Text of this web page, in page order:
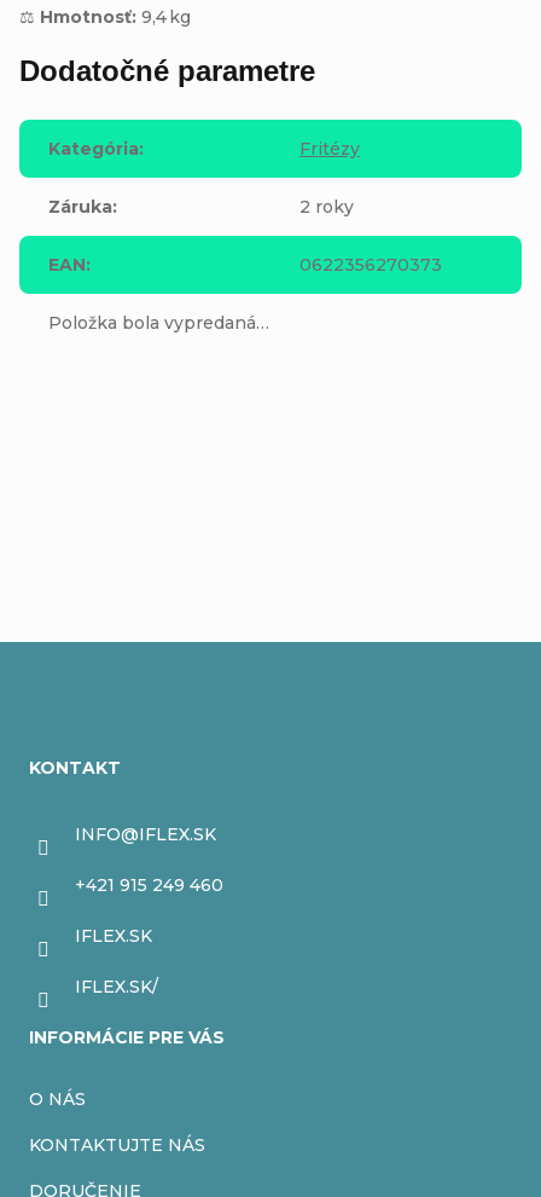
⚖️ Hmotnosť: 9,4 kg
Dodatočné parametre
Kategória: Fritézy
Záruka: 2 roky
EAN: 0622356270373
Položka bola vypredaná…
KONTAKT
INFO@IFLEX.SK
+421 915 249 460
IFLEX.SK
IFLEX.SK/
INFORMÁCIE PRE VÁS
O NÁS
KONTAKTUJTE NÁS
DORUČENIE